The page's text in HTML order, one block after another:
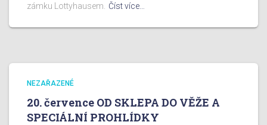
zámku Lottyhausem.
Číst více…
NEZAŘAZENÉ
20. července OD SKLEPA DO VĚŽE A
SPECIÁLNÍ PROHLÍDKY